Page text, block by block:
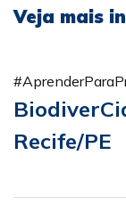
Veja mais
Recife/PE